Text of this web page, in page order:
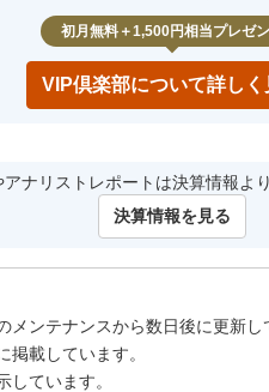
－ 000
初月無料＋1,500円相当プレゼ
VIP倶楽部について詳しく
ナリストレポートは決算情報よ
決算情報を見る
ンテナンスから数日後に更新し
載しています。
ています。